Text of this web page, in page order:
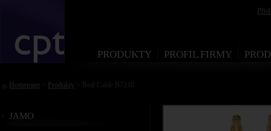
PRODUKTY PROFIL FIRMY
Homepage Produkty > Real Cable B7210
JAMO